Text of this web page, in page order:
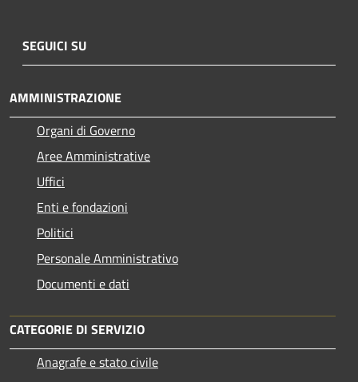
SEGUICI SU
AMMINISTRAZIONE
Organi di Governo
Aree Amministrative
Uffici
Enti e fondazioni
Politici
Personale Amministrativo
Documenti e dati
CATEGORIE DI SERVIZIO
Anagrafe e stato civile